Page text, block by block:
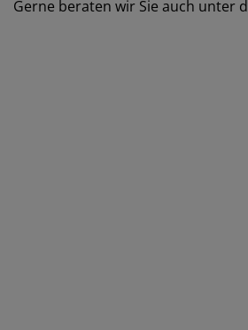
Gerne beraten wir Sie auch unter